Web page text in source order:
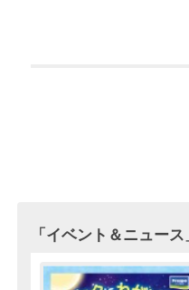
「イベント＆ニュース